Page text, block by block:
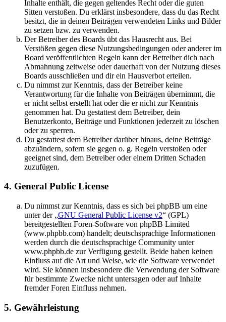
Inhalte enthält, die gegen geltendes Recht oder die guten
Sitten verstoßen. Du erklärst insbesondere, dass du das Recht
besitzt, die in deinen Beiträgen verwendeten Links und Bilder
zu setzen bzw. zu verwenden.
Der Betreiber des Boards übt das Hausrecht aus. Bei
Verstößen gegen diese Nutzungsbedingungen oder anderer im
Board veröffentlichten Regeln kann der Betreiber dich nach
Abmahnung zeitweise oder dauerhaft von der Nutzung dieses
Boards ausschließen und dir ein Hausverbot erteilen.
Du nimmst zur Kenntnis, dass der Betreiber keine
Verantwortung für die Inhalte von Beiträgen übernimmt, die
er nicht selbst erstellt hat oder die er nicht zur Kenntnis
genommen hat. Du gestattest dem Betreiber, dein
Benutzerkonto, Beiträge und Funktionen jederzeit zu löschen
oder zu sperren.
Du gestattest dem Betreiber darüber hinaus, deine Beiträge
abzuändern, sofern sie gegen o. g. Regeln verstoßen oder
geeignet sind, dem Betreiber oder einem Dritten Schaden
zuzufügen.
4. General Public License
Du nimmst zur Kenntnis, dass es sich bei phpBB um eine
unter der „GNU General Public License v2“ (GPL)
bereitgestellten Foren-Software von phpBB Limited
(www.phpbb.com) handelt; deutschsprachige Informationen
werden durch die deutschsprachige Community unter
www.phpbb.de zur Verfügung gestellt. Beide haben keinen
Einfluss auf die Art und Weise, wie die Software verwendet
wird. Sie können insbesondere die Verwendung der Software
für bestimmte Zwecke nicht untersagen oder auf Inhalte
fremder Foren Einfluss nehmen.
5. Gewährleistung